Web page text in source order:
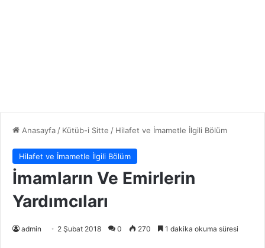
Anasayfa/ Kütüb-i Sitte / Hilafet ve İmametle İlgili Bölüm
Hilafet ve İmametle İlgili Bölüm
İmamların Ve Emirlerin
Yardımcıları
admin 2 Şubat 2018 0 270 1 dakika okuma süresi